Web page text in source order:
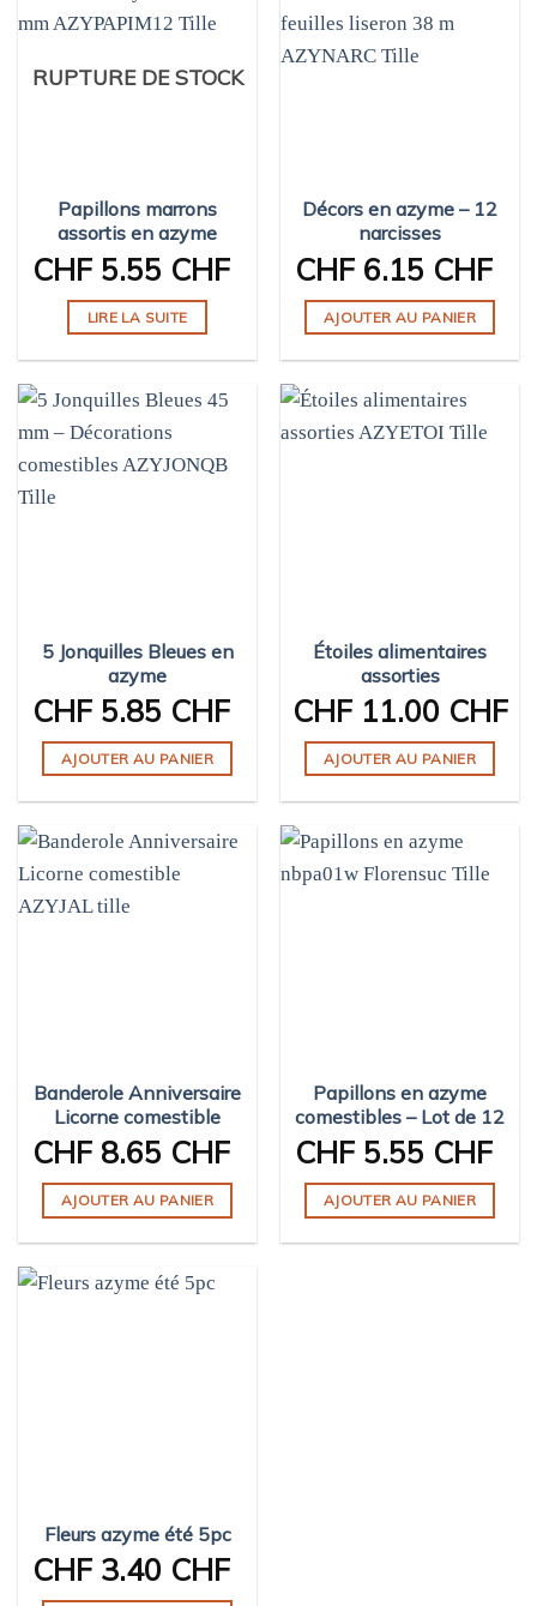
RUPTURE DE STOCK
Papillons marrons
assortis en azyme
CHF 5.55 CHF
LIRE LA SUITE
Décors en azyme – 12
narcisses
CHF 6.15 CHF
AJOUTER AU PANIER
5 Jonquilles Bleues en
azyme
CHF 5.85 CHF
AJOUTER AU PANIER
Étoiles alimentaires
assorties
CHF11.00 CHF
AJOUTER AU PANIER
Banderole Anniversaire
Licorne comestible
CHF 8.65 CHF
AJOUTER AU PANIER
Papillons en azyme
comestibles – Lot de 12
CHF 5.55 CHF
AJOUTER AU PANIER
Fleurs azyme été 5pc
CHF 3.40 CHF